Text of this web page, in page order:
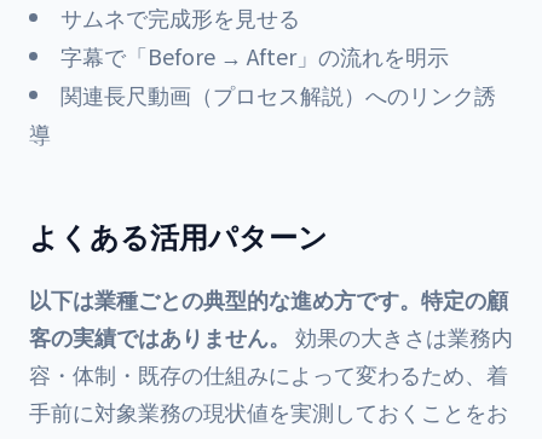
サムネで完成形を見せる
字幕で「Before → After」の流れを明示
関連長尺動画（プロセス解説）へのリンク誘
導
よくある活用パターン
以下は業種ごとの典型的な進め方です。特定の顧
客の実績ではありません。 効果の大きさは業務内
容・体制・既存の仕組みによって変わるため、着
手前に対象業務の現状値を実測しておくことをお